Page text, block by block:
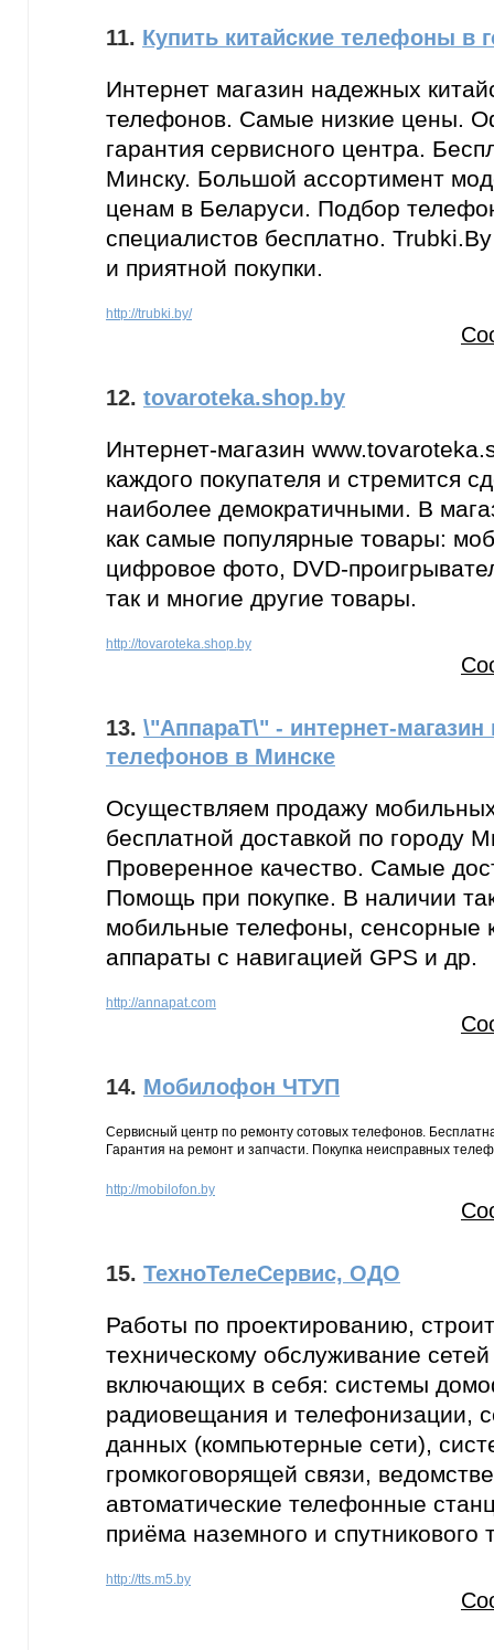
11. Купить китайские телефоны в
Интернет магазин надежных
телефонов. Самые низкие цены.
гарантия сервисного центра.
Минску. Большой ассортимент
ценам в Беларуси. Подбор
специалистов бесплатно.
и приятной покупки.
http://trubki.by/
12. tovaroteka.shop.by
Интернет-магазин
каждого покупателя и стремится
наиболее демократичными. В
как самые популярные товары:
цифровое фото, DVD-
так и многие другие товары.
http://tovaroteka.shop.by
13. \"АппараТ\" - интернет-
телефонов в Минске
Осуществляем продажу
бесплатной доставкой по городу
Проверенное качество. Самые
Помощь при покупке. В наличии
мобильные телефоны, сенсорные
аппараты с навигацией GPS и др.
http://annapat.com
14. Мобилофон ЧТУП
Сервисный центр по ремонту сотовых телефонов.
Гарантия на ремонт и запчасти. Покупка неисправных
http://mobilofon.by
15. ТехноТелеСервис, ОДО
Работы по проектированию,
техническому обслуживание
включающих в себя: системы
радиовещания и телефонизации,
данных (компьютерные сети),
громкоговорящей связи,
автоматические телефонные
приёма наземного и спутникового
http://tts.m5.by